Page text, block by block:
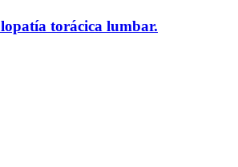
torácica lumbar.